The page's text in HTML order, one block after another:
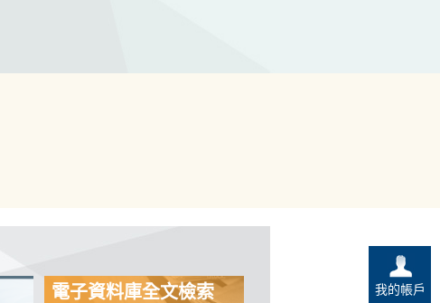
我的帳戶
電子資料庫全文檢索